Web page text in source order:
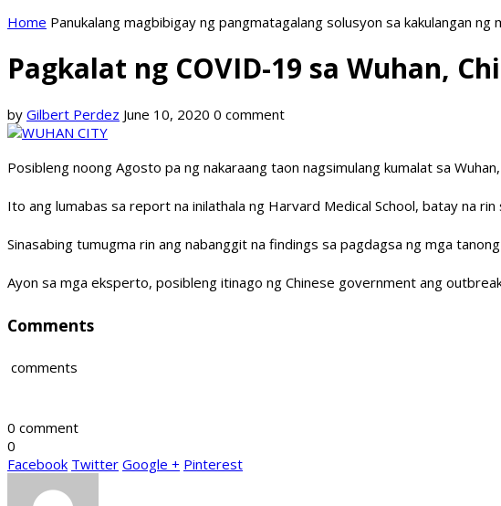
Home Panukalang magbibigay ng pangmatagalang solusyon sa kakulangan
Pagkalat ng COVID-19 sa Wuhan,
by Gilbert Perdez June 10, 2020 0 comment
Posibleng noong Agosto pa ng nakaraang taon nagsimulang kumalat sa
Ito ang lumabas sa report na inilathala ng Harvard Medical School, batay na
Sinasabing tumugma rin ang nabanggit na findings sa pagdagsa ng mga
Ayon sa mga eksperto, posibleng itinago ng Chinese government ang
Comments
comments
0 comment
0
Facebook Twitter Google + Pinterest